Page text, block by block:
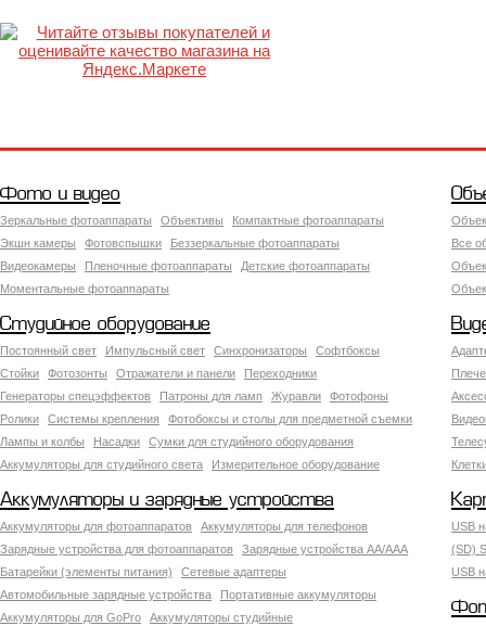
Фото и видео
Зеркальные фотоаппараты Объективы
Компактные фотоаппараты
Экшн камеры
Фотовспышки
Беззеркальные фотоаппараты
Видеокамеры
Пленочные фотоаппараты
Детские фотоаппараты
Моментальные фотоаппараты
Все
Студийное оборудование
Постоянный свет Импульсный свет Синхронизаторы
Софтбоксы
Стойки
Фотозонты Отражатели и панели
Переходники
Генераторы спецэффектов
Патроны для ламп Журавли
Фотофоны
Ролики
Системы крепления
Фотобоксы и столы для предметной съемки
Лампы и колбы
Насадки
Сумки для студийного оборудования
Аккумуляторы для студийного света
Измерительное оборудование
Аккумуляторы и зарядные устройства
Аккумуляторы для фотоаппаратов
Аккумуляторы для телефонов
Зарядные устройства для фотоаппаратов
Зарядные устройства AA/AAA
Батарейки (элементы питания)
Сетевые адаптеры
Автомобильные зарядные устройства
Портативные аккумуляторы
Аккумуляторы для GoPro
Аккумуляторы студийные
USB
(SD)
USB